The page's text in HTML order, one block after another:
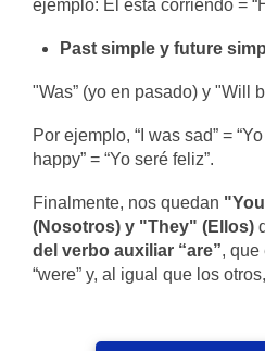
ejemplo: Él está corriendo =
Past simple y future
"Was” (yo en pasado) y "Will
Por ejemplo, “I was sad” =
happy” = “Yo seré feliz”.
Finalmente, nos quedan
(Nosotros) y "They" (Ellos)
del verbo auxiliar “are”, que
“were” y, al igual que los